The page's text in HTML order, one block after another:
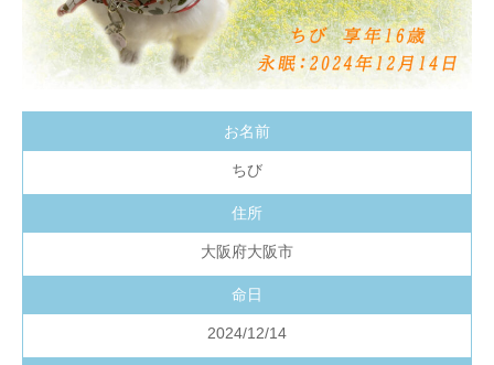
お名前
ちび
住所
大阪府大阪市
命日
2024/12/14